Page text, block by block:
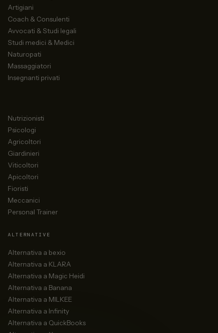
Artigiani
Coach & Consulenti
Avvocati & Studi legali
Studi medici & Medici
Naturopati
Massaggiatori
Insegnanti privati
Nutrizionisti
Psicologi
Agricoltori
Giardinieri
Viticoltori
Apicoltori
Fioristi
Meccanici
Personal Trainer
ALTERNATIVE
Alternativa a bexio
Alternativa a KLARA
Alternativa a Magic Heidi
Alternativa a Banana
Alternativa a MILKEE
Alternativa a Infinity
Alternativa a QuickBooks